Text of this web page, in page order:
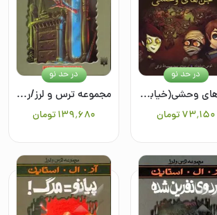
جن‌های وحشی(خیابان وحشت10)
۷۳٬۱۵۰تومان
در حد نو
مجموعه ترس و لرز/روح در آینه
۱۳۹٬۶۸۰تومان
در حد نو